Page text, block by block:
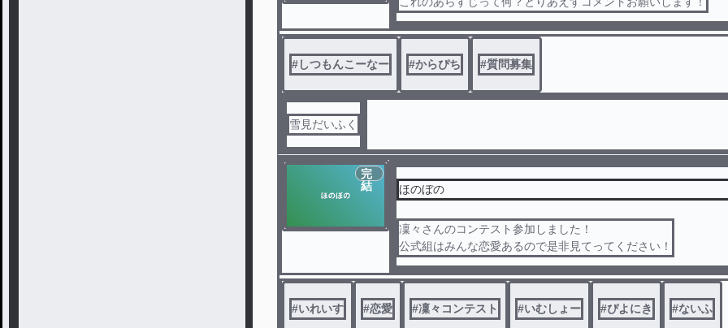
#しつもんこーなー #からぴち #質問募集
雪見だいふく
完
結
ほのぼの
凜々さんのコンテスト参加しました！
公式組はみんな恋愛あるので是非見てってください！
#いれいす #恋愛 #凜々コンテスト #いむしょー #ぴよにき #ないふ